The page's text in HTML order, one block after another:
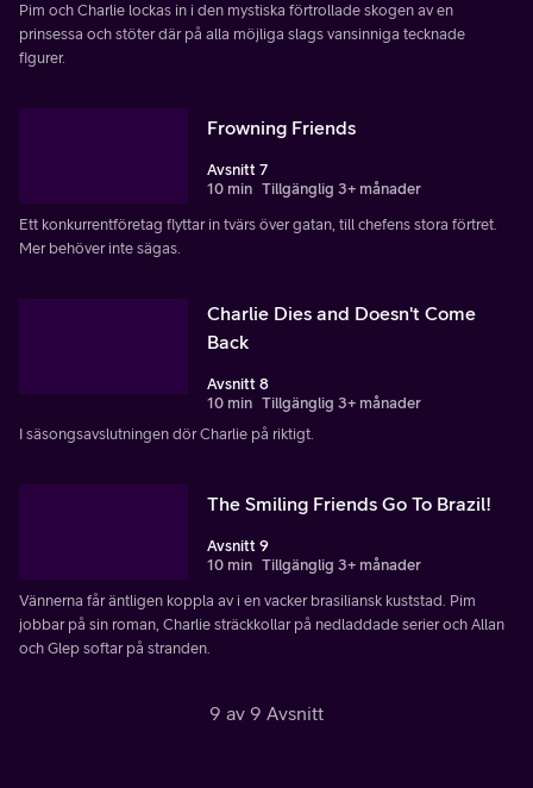
Pim och Charlie lockas in i den mystiska förtrollade skogen av en
prinsessa och stöter där på alla möjliga slags vansinniga tecknade
figurer.
Frowning Friends
Avsnitt 7
10 min Tillgänglig 3+ månader
Ett konkurrentföretag flyttar in tvärs över gatan, till chefens stora förtret.
Mer behöver inte sägas.
Charlie Dies and Doesn't Come
Back
Avsnitt 8
10 min Tillgänglig 3+ månader
I säsongsavslutningen dör Charlie på riktigt.
The Smiling Friends Go To Brazil!
Avsnitt 9
10 min Tillgänglig 3+ månader
Vännerna får äntligen koppla av i en vacker brasiliansk kuststad. Pim
jobbar på sin roman, Charlie sträckkollar på nedladdade serier och Allan
och Glep softar på stranden.
9 av 9 Avsnitt